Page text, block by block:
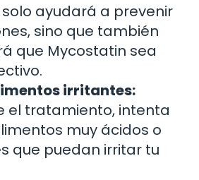
solo ayudará a prevenir
sino que también
que Mycostatin sea
irritantes:
el tratamiento, intenta
muy ácidos o
que puedan irritar tu